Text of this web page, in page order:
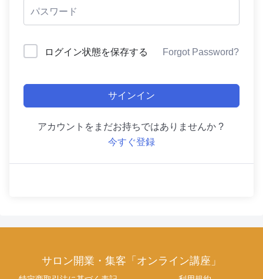
ログイン状態を保存する Forgot Password?
サインイン
アカウントをまだお持ちではありませんか ?
今すぐ登録
サロン開業・集客「オンライン講座」